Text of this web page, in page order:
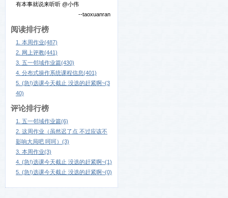
有本事就说来听听 @小伟
--taoxuanran
阅读排行榜
1. 本周作业(487)
2. 网上评教(441)
3. 五一邻域作业篇(430)
4. 分布式操作系统课程信息(401)
5. (急!)选课今天截止 没选的赶紧啊~(3
40)
评论排行榜
1. 五一邻域作业篇(6)
2. 这周作业（虽然迟了点 不过应该不
影响大局吧 呵呵）(3)
3. 本周作业(3)
4. (急!)选课今天截止 没选的赶紧啊~(1)
5. (急!)选课今天截止 没选的赶紧啊~(0)